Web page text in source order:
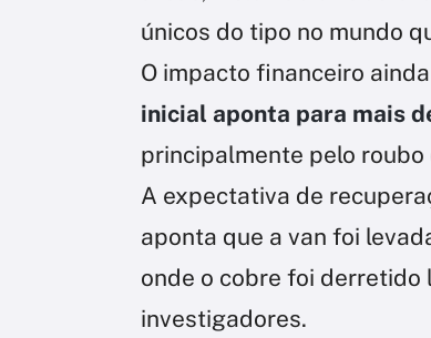
únicos do tipo no mundo
O impacto financeiro
inicial aponta para mais
principalmente pelo roubo
A expectativa de
aponta que a van foi
onde o cobre foi derretido
investigadores.